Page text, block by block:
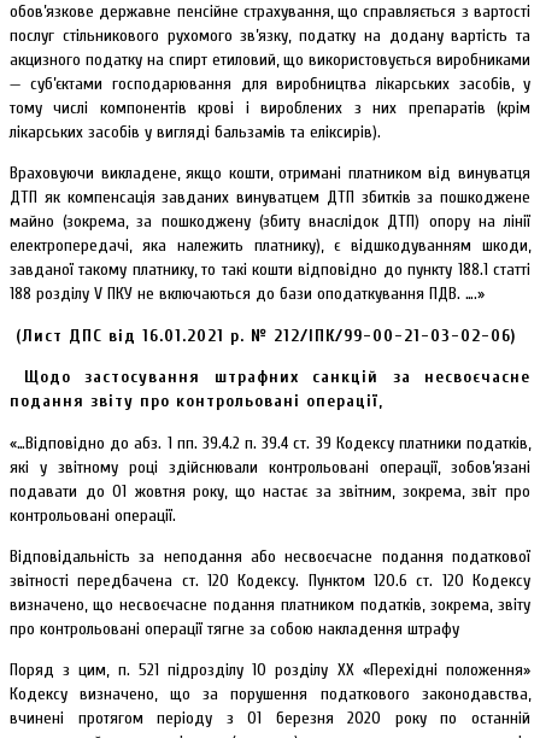
обов’язкове державне пенсійне страхування, що справляється з вартості
послуг стільникового рухомого зв’язку, податку на додану вартість та
акцизного податку на спирт етиловий, що використовується виробниками
— суб’єктами господарювання для виробництва лікарських засобів, у
тому числі компонентів крові і вироблених з них препаратів (крім
лікарських засобів у вигляді бальзамів та еліксирів).
Враховуючи викладене, якщо кошти, отримані платником від винуватця
ДТП як компенсація завданих винуватцем ДТП збитків за пошкоджене
майно (зокрема, за пошкоджену (збиту внаслідок ДТП) опору на лінії
електропередачі, яка належить платнику), є відшкодуванням шкоди,
завданої такому платнику, то такі кошти відповідно до пункту 188.1 статті
188 розділу V ПКУ не включаються до бази оподаткування ПДВ. ….»
(Лист ДПС від 16.01.2021 р. № 212/ІПК/99-00-21-03-02-06)
Щодо застосування штрафних санкцій за несвоєчасне
подання звіту про контрольовані операції,
«…Відповідно до абз. 1 пп. 39.4.2 п. 39.4 ст. 39 Кодексу платники податків,
які у звітному році здійснювали контрольовані операції, зобов’язані
подавати до 01 жовтня року, що настає за звітним, зокрема, звіт про
контрольовані операції.
Відповідальність за неподання або несвоєчасне подання податкової
звітності передбачена ст. 120 Кодексу. Пунктом 120.6 ст. 120 Кодексу
визначено, що несвоєчасне подання платником податків, зокрема, звіту
про контрольовані операції тягне за собою накладення штрафу
Поряд з цим, п. 521 підрозділу 10 розділу ХХ «Перехідні положення»
Кодексу визначено, що за порушення податкового законодавства,
вчинені протягом періоду з 01 березня 2020 року по останній